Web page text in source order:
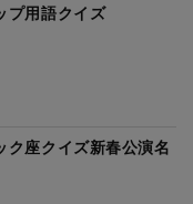
プ用語クイズ
ク座クイズ新春公演名